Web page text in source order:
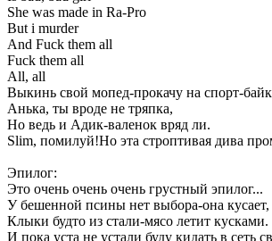
She was made in Ra-Pro
But i murder
And Fuck them all
Fuck them all
All, all
Выкинь свой мопед-прокачу на спорт-
Анька, ты вроде не тряпка,
Но ведь и Адик-валенок вряд ли.
Slim, помилуй!Но эта строптивая дива
Эпилог:
Это очень очень очень грустный эпилог...
У бешенной псины нет выбора-она кусает,
Клыки будто из стали-мясо летит кусками.
И пока уста не устали буду кидать в сеть